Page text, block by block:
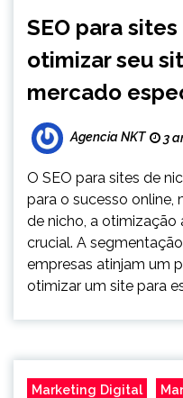
SEO para
otimizar seu
mercado
Agencia NKT 3
O SEO para sites de
para o sucesso online,
de nicho, a otimização
crucial. A
empresas atinjam um
otimizar um site para
Marketing Digital